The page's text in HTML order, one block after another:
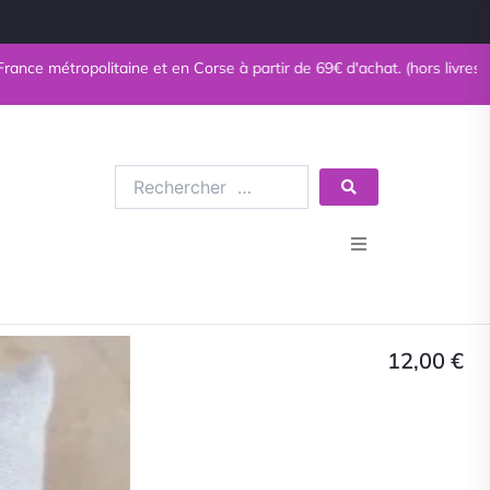
et en Corse à partir de 69€ d'achat. (hors livres)
12,00 €